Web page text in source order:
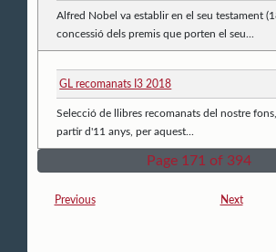
Alfred Nobel va establir en el seu testament
concessió dels premis que porten el seu...
GL recomanats I3 2018
Selecció de llibres recomanats del nostre
partir d'11 anys, per aquest...
Page 171 of 394
Previous Next